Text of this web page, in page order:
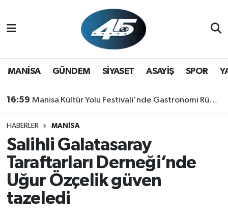
MANİSA GÜNDEM SİYASET ASAYİŞ SPOR
16:59 Manisa Kültür Yolu Festivali'nde Gastronomi Rüzgarı: Lezzetin Yıldızı "Manisa Kebabı" Oldu!
HABERLER MANİSA
Salihli Galatasaray
Taraftarları Derneği’nde
Uğur Özçelik güven
tazeledi
GÜNDEM
SPOR
YAŞAM
RESMİ REKLAM
Hava Durumu
Trafik Durumu
Son Dakika Haberleri
Haber Arşivi